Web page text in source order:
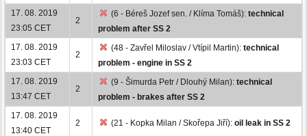
17. 08. 2019
23:05 CET
2
(6 - Béreš Jozef sen. / Klíma Tomáš): technical
problem after SS 2
17. 08. 2019
23:03 CET
2
(48 - Zavřel Miloslav / Vtípil Martin): technical
problem - engine in SS 2
17. 08. 2019
13:47 CET
2
(9 - Šimurda Petr / Dlouhý Milan): technical
problem - brakes after SS 2
17. 08. 2019
13:40 CET
2 (21 - Kopka Milan / Skořepa Jiří): oil leak in SS 2